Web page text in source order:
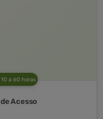
10 a 60 horas
Acesso